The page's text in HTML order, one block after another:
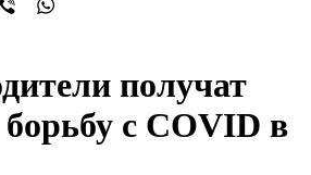
получат
борьбу с COVID в